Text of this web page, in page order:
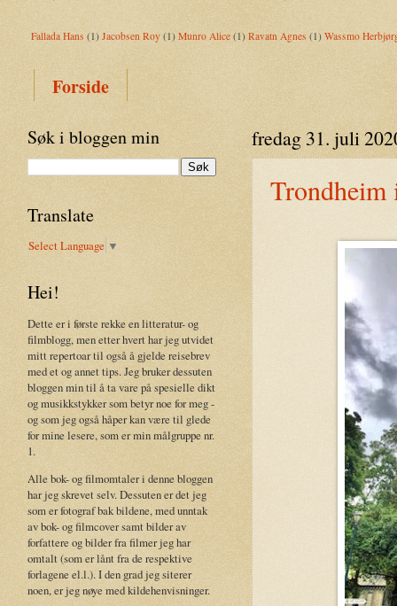
Fallada Hans (1) Jacobsen Roy (1) Munro Alice (1) Ravatn Agnes (1) Wassmo
Forside
fredag 31. juli
Søk i bloggen min
Translate
Select Language ▼
Hei!
Dette er i første rekke en litteratur- og
filmblogg, men etter hvert har jeg utvidet
mitt repertoar til også å gjelde reisebrev
med et og annet tips. Jeg bruker dessuten
bloggen min til å ta vare på spesielle dikt
og musikkstykker som betyr noe for meg -
og som jeg også håper kan være til glede
for mine lesere, som er min målgruppe nr.
1.
Alle bok- og filmomtaler i denne bloggen
har jeg skrevet selv. Dessuten er det jeg
som er fotograf bak bildene, med unntak
av bok- og filmcover samt bilder av
forfattere og bilder fra filmer jeg har
omtalt (som er lånt fra de respektive
forlagene el.l.). I den grad jeg siterer
noen, er jeg nøye med kildehenvisninger.